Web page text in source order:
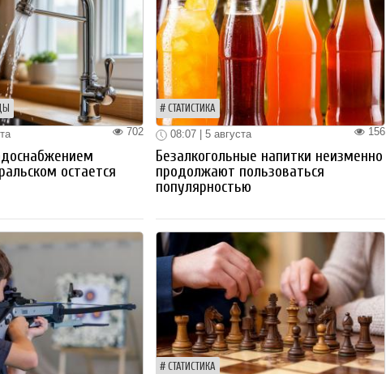
702
остается
СТАТИСТИКА
156
08:07 | 5 августа
Безалкогольные напитки неизменно
продолжают пользоваться
популярностью
СТАТИСТИКА